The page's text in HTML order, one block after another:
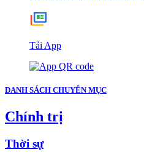
Tải App
DANH SÁCH CHUYÊN MỤC
Chính trị
Thời sự